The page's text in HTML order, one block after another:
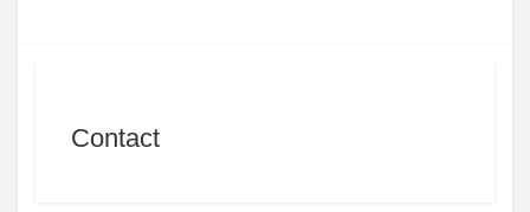
Contact